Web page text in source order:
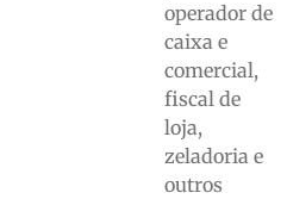
operador de
caixa e
comercial,
fiscal de
loja,
zeladoria e
outros